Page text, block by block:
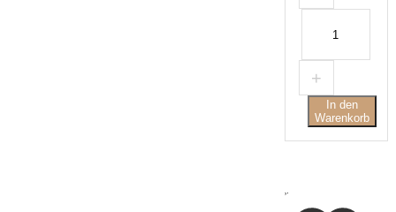
In den
Warenkorb